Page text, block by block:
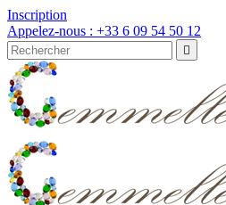
Inscription
Appelez-nous : +33 6 09 54 50 12
